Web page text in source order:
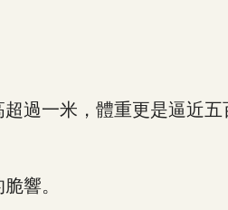
過一米，體重更是逼近五
響。